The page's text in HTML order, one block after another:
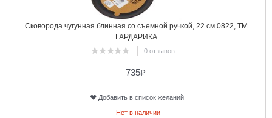
Сковорода чугунная блинная со съемной ручкой, 22 см 0822, ТМ
ГАРДАРИКА
0 отзывов
735₽
Добавить в список желаний
Нет в наличии